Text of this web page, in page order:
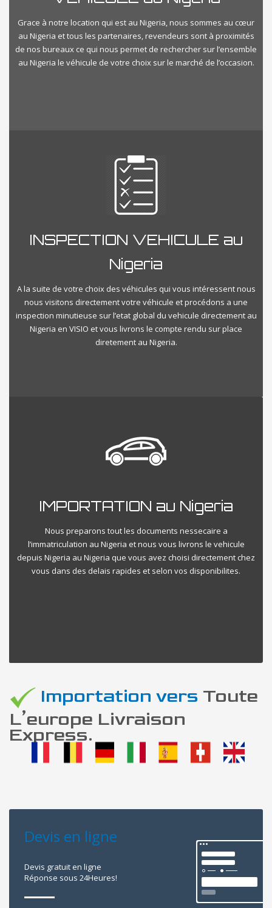
Grace à notre location qui est au Nigeria, nous sommes au cœur
au Nigeria et tous les partenaires, revendeurs sont à proximités
de nos bureaux ce qui nous permet de rechercher sur l’ensemble
au Nigeria le véhicule de votre choix sur le marché de l’occasion.
INSPECTION VEHICULE au
Nigeria
A la suite de votre choix des véhicules qui vous intéressent nous
nous visitons directement votre véhicule et procédons a une
inspection minutieuse sur l’etat global du vehicule directement au
Nigeria en VISIO et vous livrons le compte rendu sur place
diretement au Nigeria.
IMPORTATION au Nigeria
Nous preparons tout les documents nessecaire a
l’immatriculation au Nigeria et nous vous livrons le vehicule
depuis Nigeria au Nigeria que vous avez choisi directement chez
vous dans des delais rapides et selon vos disponibilites.
Importation vers Toute
L’europe Livraison
Express.
Devis en ligne
Devis gratuit en ligne
Réponse sous 24Heures!